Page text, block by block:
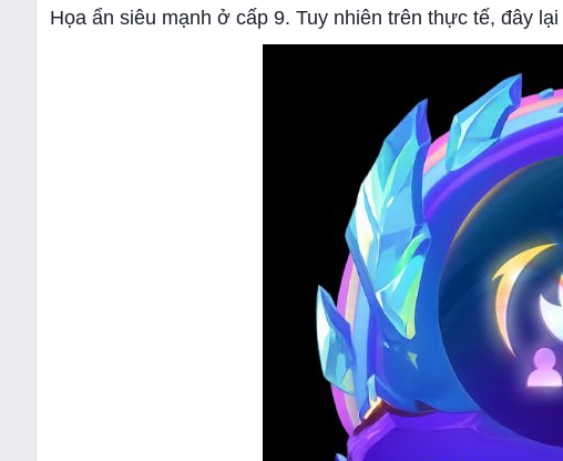
Họa ẩn siêu mạnh ở cấp 9. Tuy nhiên trên thực tế, đây